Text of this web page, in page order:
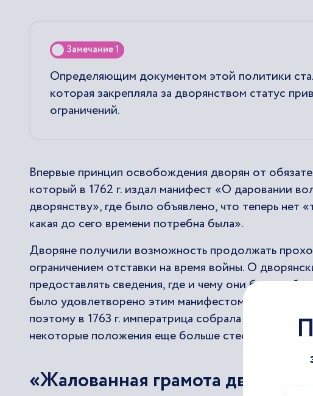
Замечание 1
Определяющим документом этой политики
которая закрепляла за дворянством статус
ограничений.
Впервые принцип освобождения дворян от
который в 1762 г. издал манифест «О даровании
дворянству», где было объявлено, что теперь
какая до сего времени потребна была».
Дворяне получили возможность продолжать
ограничением отставки на время войны. О
предоставлять сведения, где и чему они будут
было удовлетворено этим манифестом, однако
поэтому в 1763 г. императрица собрала комиссию
некоторые положения еще больше стесняют
«Жалованная грамота